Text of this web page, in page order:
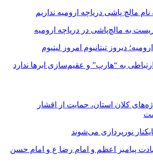
مالچ پاشی دریاچه ارومیه نداریم
به مالچ‌پاشی در دریاچه ارومیه
دیروز تیتانیوم امروز لیتیوم
به “هارپ” و عقیم‌سازی ابرها ندارد
کلان استان، حمایت از اقشار
نورپردازی می‌شوند
پیامبر اعظم و امام رضا ع و امام حسن